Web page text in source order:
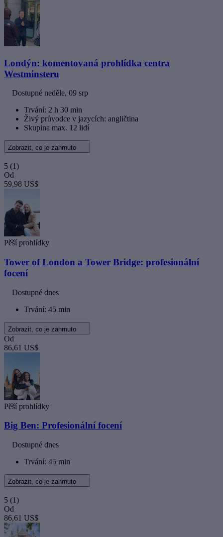
Londýn: komentovaná prohlídka centra
Westminsteru
Dostupné neděle, 09 srp
Trvání: 2 h 30 min
Živý průvodce v jazycích: angličtina
Skupina max. 12 lidí
Zobrazit, co je zahrnuto
5 (1)
Od
59,98 US$
Pěší prohlídky
Tower of London a Tower Bridge: profesionální
focení
Dostupné dnes
Trvání: 45 min
Zobrazit, co je zahrnuto
Od
86,61 US$
Pěší prohlídky
Big Ben: Profesionální focení
Dostupné dnes
Trvání: 45 min
Zobrazit, co je zahrnuto
5 (1)
Od
86,61 US$